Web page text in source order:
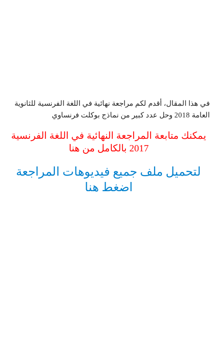
في هذا المقال، أقدم لكم مراجعة نهائية في اللغة الفرنسية للثانوية
العامة 2018 وحل عدد كبير من نماذج بوكلت فرنساوي
يمكنك متابعة المراجعة النهائية في اللغة الفرنسية
2017 بالكامل من هنا
لتحميل ملف جميع فيديوهات المراجعة
اضغط هنا